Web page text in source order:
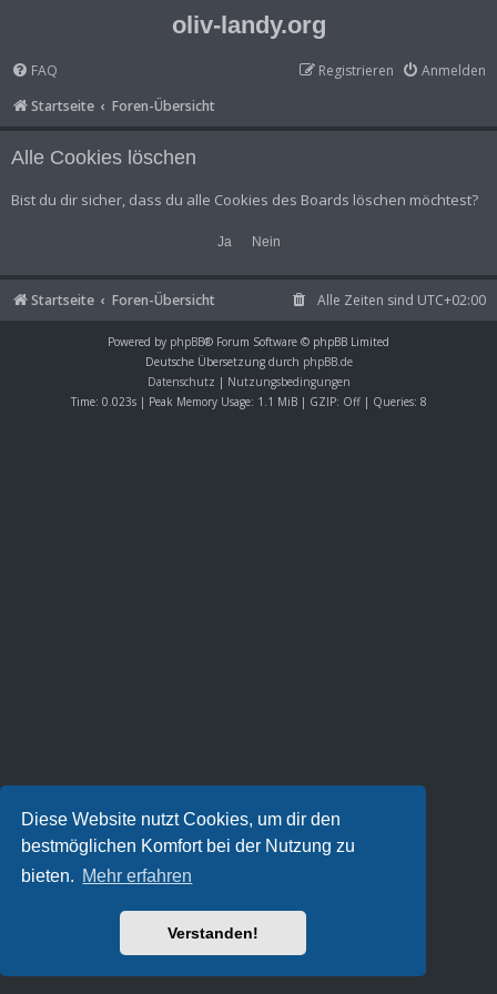
Diese Website nutzt Cookies, um dir den
bestmöglichen Komfort bei der Nutzung zu
bieten. Mehr erfahren
Verstanden!
oliv-landy.org
FAQ Anmelden
Registrieren
Startseite
Foren-Übersicht
Alle Cookies löschen
Bist du dir sicher, dass du alle Cookies des Boards löschen möchtest?
Startseite Foren-Übersicht Alle Zeiten sind UTC+02:00
Powered by phpBB® Forum Software © phpBB Limited
Deutsche Übersetzung durch phpBB.de
Datenschutz | Nutzungsbedingungen
Time: 0.023s| Peak Memory Usage: 1.1 MiB | GZIP: Off | Queries: 8